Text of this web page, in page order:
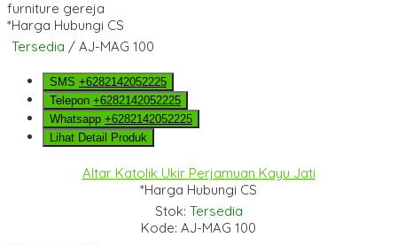
*Harga Hubungi CS
Tersedia / AJ-MAG 100
SMS +6282142052225
Telepon +6282142052225
Whatsapp +6282142052225
Lihat Detail Produk
Altar Katolik Ukir Perjamuan Kayu Jati
*Harga Hubungi CS
Stok: Tersedia
Kode: AJ-MAG 100